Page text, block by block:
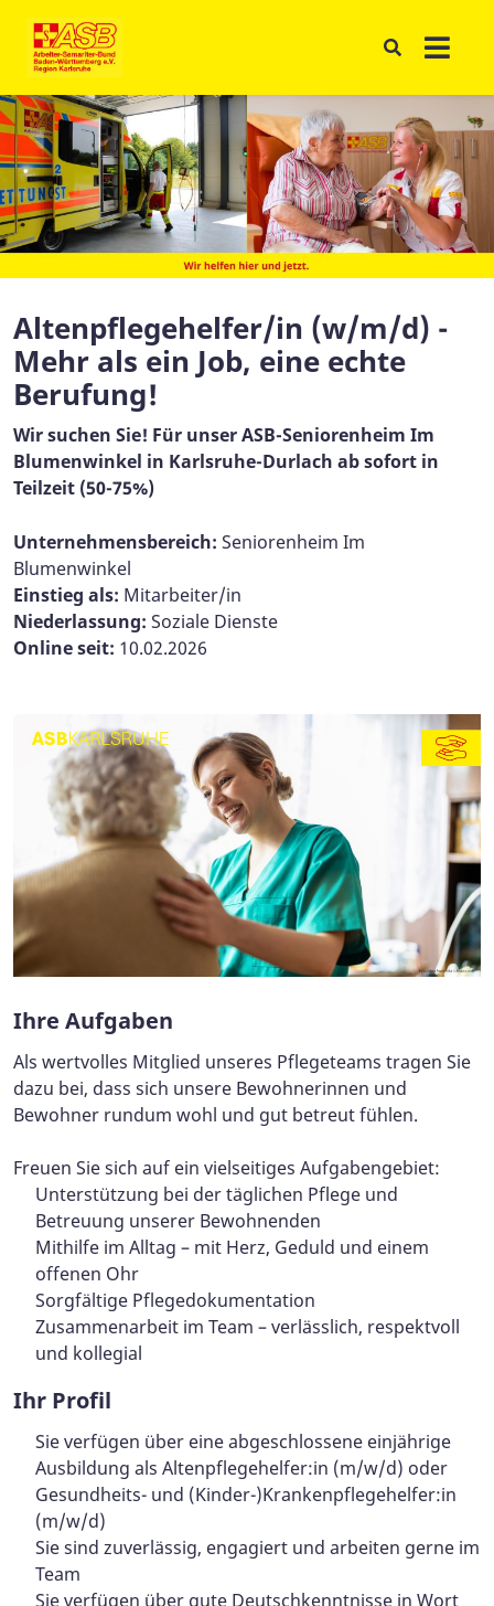
Altenpflegehelfer/in (w/m/d) -
Mehr als ein Job, eine echte
Berufung!
Wir suchen Sie! Für unser ASB-Seniorenheim Im
Blumenwinkel in Karlsruhe-Durlach ab sofort in
Teilzeit (50-75%)
Unternehmensbereich: Seniorenheim Im
Blumenwinkel
Einstieg als: Mitarbeiter/in
Niederlassung: Soziale Dienste
Online seit: 10.02.2026
Ihre Aufgaben
Als wertvolles Mitglied unseres Pflegeteams tragen Sie
dazu bei, dass sich unsere Bewohnerinnen und
Bewohner rundum wohl und gut betreut fühlen.
Freuen Sie sich auf ein vielseitiges Aufgabengebiet:
Unterstützung bei der täglichen Pflege und
Betreuung unserer Bewohnenden
Mithilfe im Alltag – mit Herz, Geduld und einem
offenen Ohr
Sorgfältige Pflegedokumentation
Zusammenarbeit im Team – verlässlich, respektvoll
und kollegial
Ihr Profil
Sie verfügen über eine abgeschlossene einjährige
Ausbildung als Altenpflegehelfer:in (m/w/d) oder
Gesundheits- und (Kinder-)Krankenpflegehelfer:in
(m/w/d)
Sie sind zuverlässig, engagiert und arbeiten gerne im
Team
Sie verfügen über gute Deutschkenntnisse in Wort